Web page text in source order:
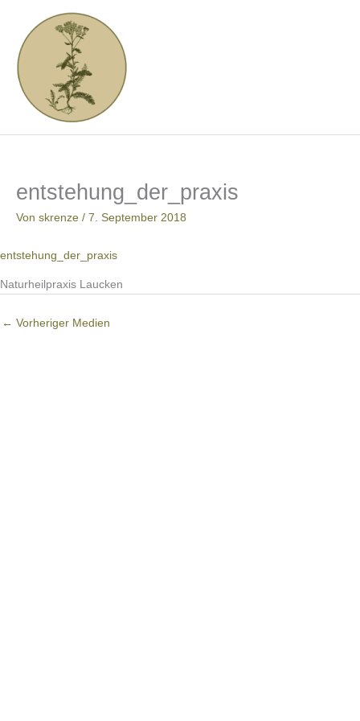
springen
entstehung_der_praxis
Von skrenze / 7. September 2018
entstehung_der_praxis
Naturheilpraxis Laucken
← Vorheriger Medien